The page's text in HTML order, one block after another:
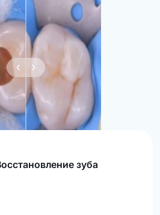
зуба